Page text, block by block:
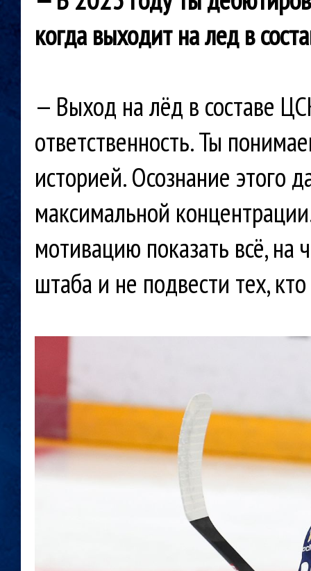
когдавыходит на лед в
— Выход на лёд в составе
ответственность. Ты
историей. Осознание этого
максимальной
мотивацию показать всё, на
штаба и не подвести тех,